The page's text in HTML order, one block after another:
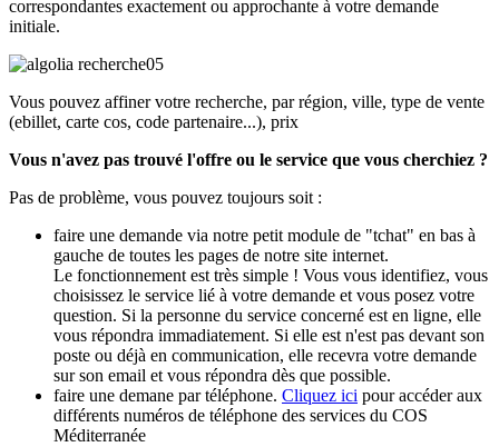
correspondantes exactement ou approchante à votre demande
initiale.
Vous pouvez affiner votre recherche, par région, ville, type de vente
(ebillet, carte cos, code partenaire...), prix
Vous n'avez pas trouvé l'offre ou le service que vous cherchiez ?
Pas de problème, vous pouvez toujours soit :
faire une demande via notre petit module de "tchat" en bas à
gauche de toutes les pages de notre site internet.
Le fonctionnement est très simple ! Vous vous identifiez, vous
choisissez le service lié à votre demande et vous posez votre
question. Si la personne du service concerné est en ligne, elle
vous répondra immadiatement. Si elle est n'est pas devant son
poste ou déjà en communication, elle recevra votre demande
sur son email et vous répondra dès que possible.
faire une demane par téléphone. Cliquez ici pour accéder aux
différents numéros de téléphone des services du COS
Méditerranée